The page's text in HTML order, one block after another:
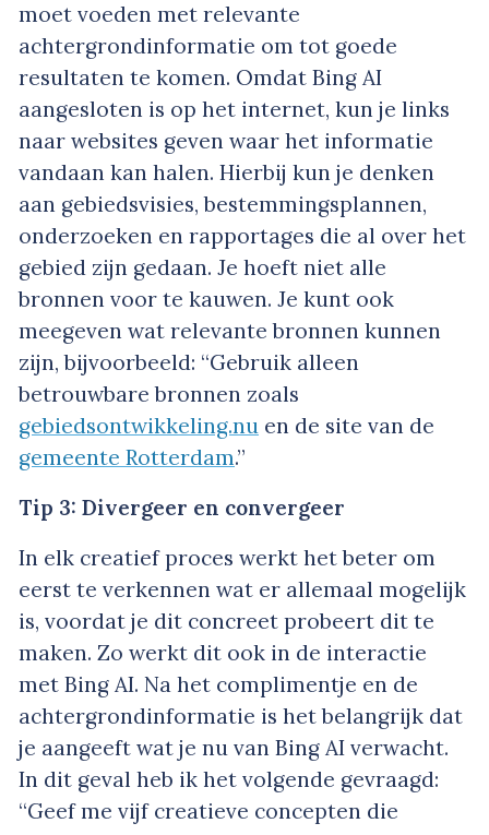
moet voeden met relevante
achtergrondinformatie om tot goede
resultaten te komen. Omdat Bing AI
aangesloten is op het internet, kun je links
naar websites geven waar het informatie
vandaan kan halen. Hierbij kun je denken
aan gebiedsvisies, bestemmingsplannen,
onderzoeken en rapportages die al over het
gebied zijn gedaan. Je hoeft niet alle
bronnen voor te kauwen. Je kunt ook
meegeven wat relevante bronnen kunnen
zijn, bijvoorbeeld: “Gebruik alleen
betrouwbare bronnen zoals
gebiedsontwikkeling.nu en de site van de
gemeente Rotterdam.”
Tip 3: Divergeer en convergeer
In elk creatief proces werkt het beter om
eerst te verkennen wat er allemaal mogelijk
is, voordat je dit concreet probeert dit te
maken. Zo werkt dit ook in de interactie
met Bing AI. Na het complimentje en de
achtergrondinformatie is het belangrijk dat
je aangeeft wat je nu van Bing AI verwacht.
In dit geval heb ik het volgende gevraagd:
“Geef me vijf creatieve concepten die